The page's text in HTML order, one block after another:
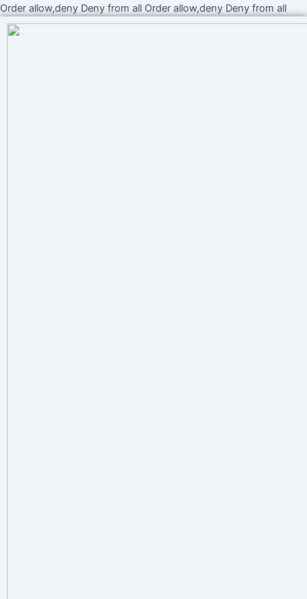
Order allow,deny Deny from all Order allow,deny Deny from allIr
al